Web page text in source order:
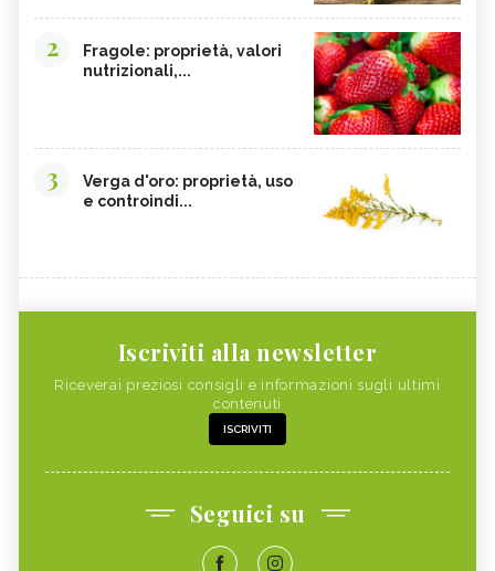
2
Fragole: proprietà, valori
nutrizionali,...
3
Verga d'oro: proprietà, uso
e controindi...
Iscriviti alla newsletter
Riceverai preziosi consigli e informazioni sugli ultimi
contenuti
ISCRIVITI
Seguici su